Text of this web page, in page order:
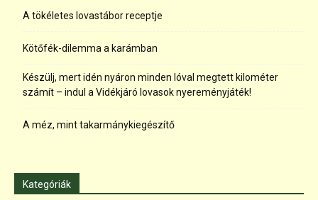
A tökéletes lovastábor receptje
Kötőfék-dilemma a karámban
Készülj, mert idén nyáron minden lóval megtett kilométer
számít – indul a Vidékjáró lovasok nyereményjáték!
A méz, mint takarmánykiegészítő
Kategóriák